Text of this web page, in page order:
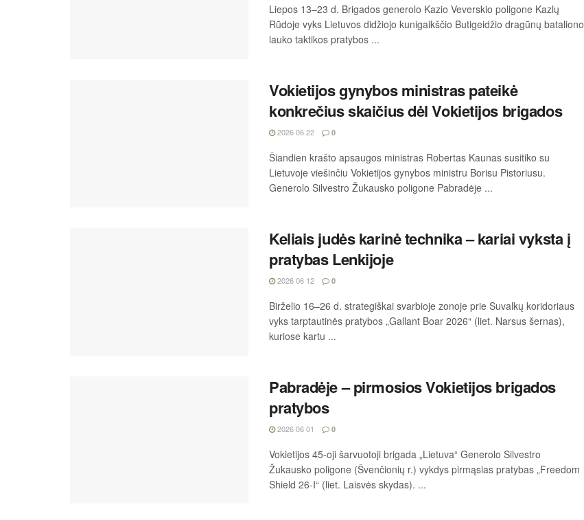
Liepos 13–23 d. Brigados generolo Kazio Veverskio poligone Kazlų
Rūdoje vyks Lietuvos didžiojo kunigaikščio Butigeidžio dragūnų bataliono
lauko taktikos pratybos ...
Vokietijos gynybos ministras pateikė
konkrečius skaičius dėl Vokietijos brigados
2026 06 22 0
Šiandien krašto apsaugos ministras Robertas Kaunas susitiko su
Lietuvoje viešinčiu Vokietijos gynybos ministru Borisu Pistoriusu.
Generolo Silvestro Žukausko poligone Pabradėje ...
Keliais judės karinė technika – kariai vyksta į
pratybas Lenkijoje
2026 06 12 0
Birželio 16–26 d. strategiškai svarbioje zonoje prie Suvalkų koridoriaus
vyks tarptautinės pratybos „Gallant Boar 2026“ (liet. Narsus šernas),
kuriose kartu ...
Pabradėje – pirmosios Vokietijos brigados
pratybos
2026 06 01 0
Vokietijos 45-oji šarvuotoji brigada „Lietuva“ Generolo Silvestro
Žukausko poligone (Švenčionių r.) vykdys pirmąsias pratybas „Freedom
Shield 26-I“ (liet. Laisvės skydas). ...